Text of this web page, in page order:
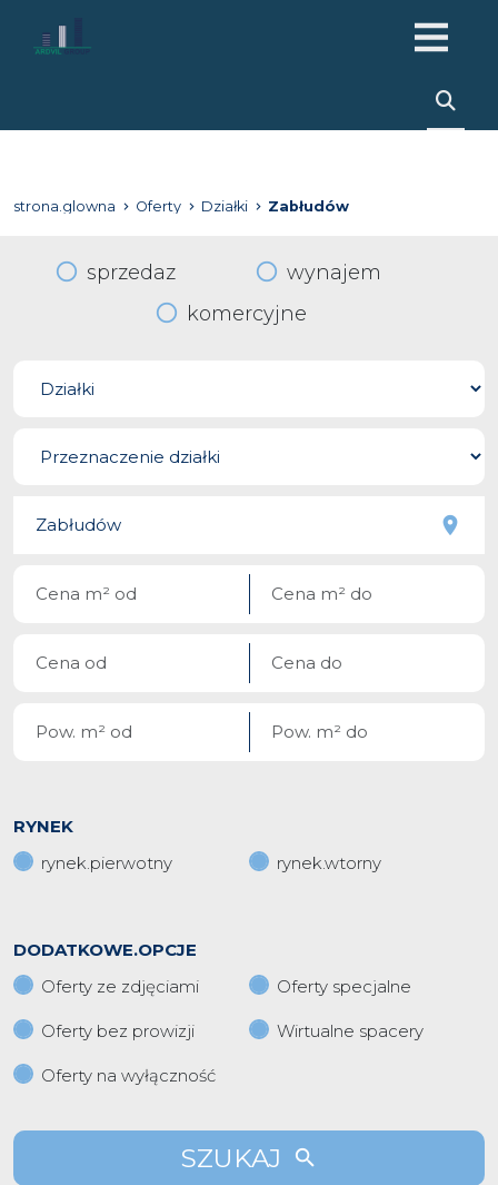
strona.glowna Oferty Działki Zabłudów
sprzedaz
wynajem
komercyjne
RYNEK
rynek.pierwotny
rynek.wtorny
DODATKOWE.OPCJE
Oferty ze zdjęciami
Oferty specjalne
Oferty bez prowizji Wirtualne spacery
Oferty na wyłączność
SZUKAJ